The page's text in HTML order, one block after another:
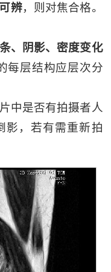
辨，则对焦合格。
、阴影、密度变化
每层结构应层次分
中是否有拍摄者人
影，若有需重新拍